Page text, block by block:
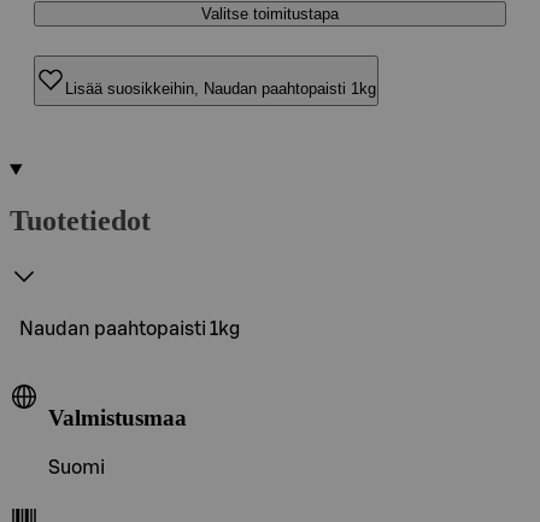
Valitse toimitustapa
Lisää suosikkeihin, Naudan paahtopaisti 1kg
Tuotetiedot
Naudan paahtopaisti 1kg
Valmistusmaa
Suomi